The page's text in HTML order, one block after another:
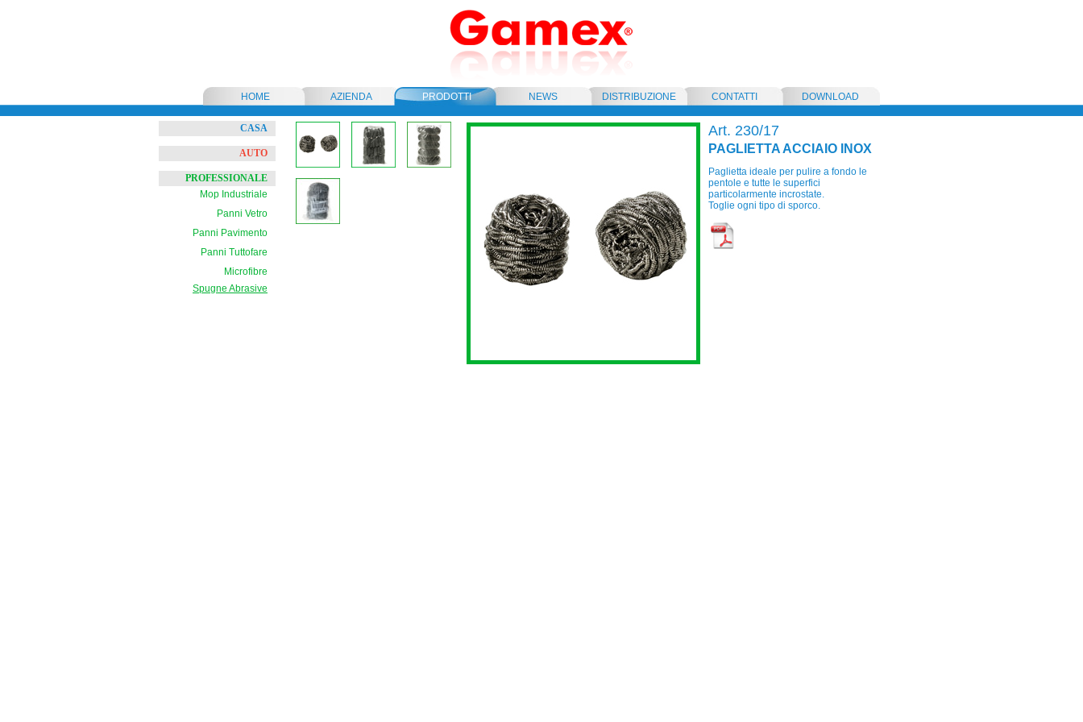
HOME AZIENDA PRODOTTI NEWS DISTRIBUZIONE CONTATTI DOWNLOAD
CASA
AUTO
PROFESSIONALE
Mop Industriale
Panni Vetro
Panni Pavimento
Panni Tuttofare
Microfibre
Spugne Abrasive
Art. 230/17
PAGLIETTA ACCIAIO INOX
Paglietta ideale per pulire a fondo le
pentole e tutte le superfici
particolarmente incrostate.
Toglie ogni tipo di sporco.